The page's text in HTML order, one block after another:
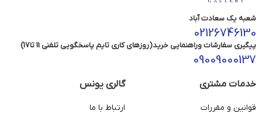
شعبه یک سعادت آباد
02126746130
پیگیری سفارشات وراهنمایی خرید(روزهای کاری تایم پاسخگویی تلفنی 11 تا17)
09009000137
خدمات مشتری
قوانین و مقررات
گالری یونس
ارتباط با ما